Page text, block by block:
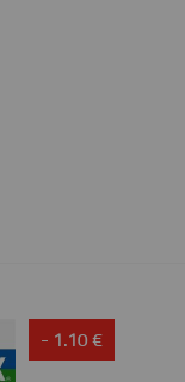
- 1.10 €